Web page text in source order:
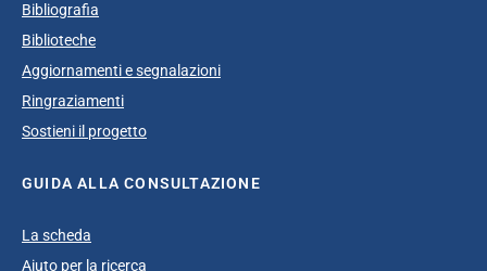
Bibliografia
Biblioteche
Aggiornamenti e segnalazioni
Ringraziamenti
Sostieni il progetto
GUIDA ALLA CONSULTAZIONE
La scheda
Aiuto per la ricerca